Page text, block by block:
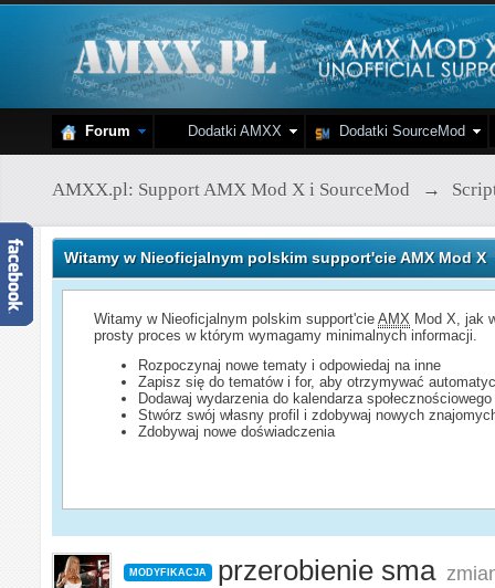
Forum Dodatki AMXX Dodatki SourceMod
AMXX.pl: Support AMX Mod X i SourceMod →
Witamy w Nieoficjalnym polskim support'cie AMX Mod X
Witamy w Nieoficjalnym polskim support'cieAMX Mod X, jak
prosty proces w którym wymagamy minimalnych informacji.
Rozpoczynaj nowe tematy i odpowiedaj na inne
Zapisz się do tematów i for, aby otrzymywać
Dodawaj wydarzenia do kalendarza społecznościowego
Stwórz swój własny profil i zdobywaj nowych
Zdobywaj nowe doświadczenia
MODYFIKACJA przerobienie sma